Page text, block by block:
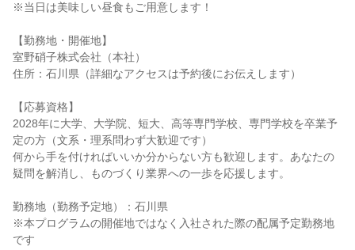
※当日は美味しい昼食もご用意します！
【勤務地・開催地】
室野硝子株式会社（本社）
住所：石川県（詳細なアクセスは予約後にお伝えします）
【応募資格】
2028年に大学、大学院、短大、高等専門学校、専門学校を卒業予
定の方（文系・理系問わず大歓迎です）
何から手を付ければいいか分からない方も歓迎します。あなたの
疑問を解消し、ものづくり業界への一歩を応援します。
勤務地（勤務予定地）：石川県
※本プログラムの開催地ではなく入社された際の配属予定勤務地
です